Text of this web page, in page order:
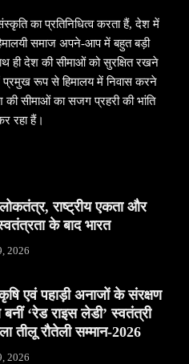
का प्रतिनिधित्व करता हैं, देश में
समाज अपने-आप में बहुत बड़ी
ही देश की सीमाओं को सुरक्षित रखने
रूप से हिमालय में निवास करने
की सीमाओं का सजग प्रहरी की भांति
रहा हैं।
राष्ट्रीय एकता और
के बाद भारत
2026
एवं पहाड़ी अनाजों के संरक्षण
बनीं ‘रेड राइस लेडी’ स्वतंत्री
तीलू रौतेली सम्मान-2026
2026